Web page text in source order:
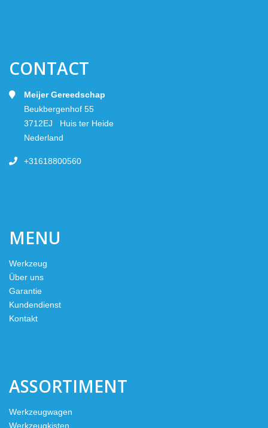
CONTACT
Meijer Gereedschap
Beukbergenhof 55
3712EJ Huis ter Heide
Nederland
+31618800560
MENU
Werkzeug
Über uns
Garantie
Kundendienst
Kontakt
ASSORTIMENT
Werkzeugwagen
Werkzeugkisten